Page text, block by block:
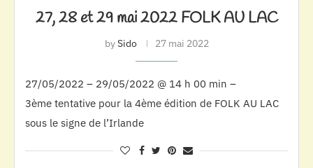
27, 28 et 29 mai 2022 FOLK AU LAC
bySido 27 mai 2022
27/05/2022 – 29/05/2022 @ 14 h 00 min –
3ème tentative pour la 4ème édition de FOLK AU LAC
sous le signe de l’Irlande